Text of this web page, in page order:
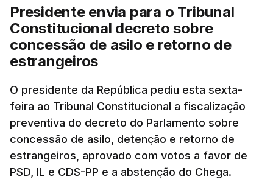
"Sempre que seja possível reduzir burocracias,
eliminar sobreposições e garantir que os apoios
chegam a quem mais necessita, estaremos a dar
um passo na direção certa", argumenta o
Presidente da República.
Assegurar que "ninguém é
prejudicado"
Presidente envia para o Tribunal
Constitucional decreto sobre
concessão de asilo e retorno de
estrangeiros
O presidente da República pediu esta sexta-
feira ao Tribunal Constitucional a fiscalização
preventiva do decreto do Parlamento sobre
concessão de asilo, detenção e retorno de
estrangeiros, aprovado com votos a favor de
PSD, IL e CDS-PP e a abstenção do Chega.